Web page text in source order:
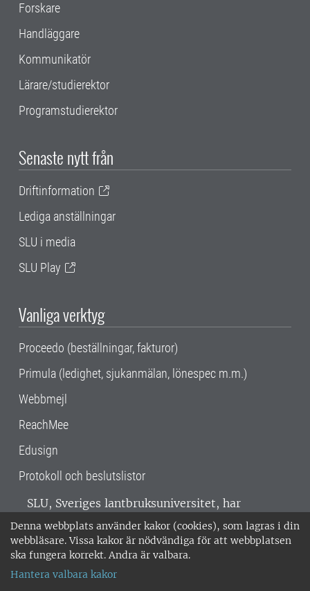
Denna webbplats använder kakor (cookies), som lagras i din
webbläsare. Vissa kakor är nödvändiga för att webbplatsen
ska fungera korrekt. Andra är valbara.
Hantera valbara kakor
Forskare
Handläggare
Kommunikatör
Lärare/studierektor
Programstudierektor
Senaste nytt från
Driftinformation
Lediga anställningar
SLU i media
SLU Play
Vanliga verktyg
Proceedo (beställningar, fakturor)
Primula (ledighet, sjukanmälan, lönespec m.m.)
Webbmejl
ReachMee
Edusign
Protokoll och beslutslistor
SLU, Sveriges lantbruksuniversitet, har
verksamhet över hela Sverige. Huvudorter är
Alnarp, Uppsala och Umeå.SLU är
miljöcertifierat enligt ISO 14001. •
018-67 10 00 • Org nr: 202100-2817 •